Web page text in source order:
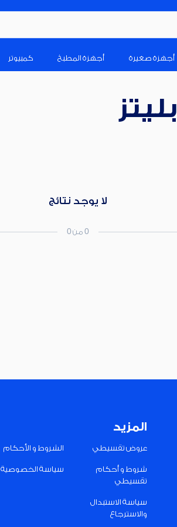
أجهزة صغيرة أجهزة المطبخ كمبيوتر
بليتز
لا يوجد نتائج
0 من 0
المزيد
عروض تقسيطي الشروط و الأحكام
شروط و أحكام
تقسيطي
سياسة الخصوصية
سياسة الاستبدال
والاسترجاع